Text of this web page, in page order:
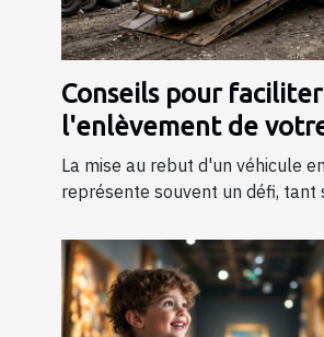
Conseils pour faciliter
l'enlèvement de
véhicule en fin de vie
La mise au rebut d'un véhicule
représente souvent un défi, tant